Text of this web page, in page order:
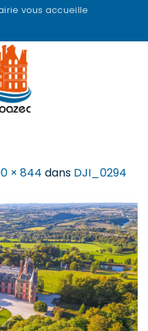
vous accueille
× 844 dans DJI_0294